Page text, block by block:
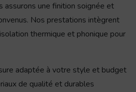
assurons une finition soignée et
Nos prestations intègrent
thermique et phonique pour
adaptée à votre style et budget
de qualité et durables